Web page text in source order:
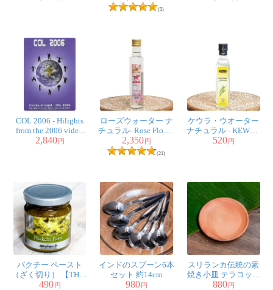
JENG CLEAN SOAP
(5)
COL 2006 - Hilights
from the 2006 video
competition
2,840円
ローズウォーター ナ
チュラル- Rose Flower
Water 【Hazem】
2,350円
(21)
ケウラ・ウオーター
ナチュラル - KEWRA
WATER 【HEMANI】
520円
パクチー ペースト
（ざく切り） 【THAI
PRIDE】
490円
インドのスプーン6本
セット 約14cm
980円
スリランカ伝統の素
焼き小皿 テラコッタ
製 直径：16cm程度
880円